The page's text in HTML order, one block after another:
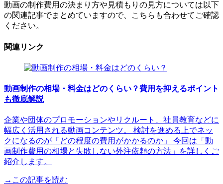
動画の制作費用の決まり方や見積もりの見方については以下
の関連記事でまとめていますので、こちらも合わせてご確認
ください。
関連リンク
動画制作の相場・料金はどのくらい？費用を抑えるポイント
も徹底解説
企業や団体のプロモーションやリクルート、社員教育などに
幅広く活用される動画コンテンツ。 検討を進める上でネッ
クになるのが「どの程度の費用がかかるのか」 今回は「動
画制作費用の相場と失敗しない外注依頼の方法」を詳しくご
紹介します。
→この記事を読む